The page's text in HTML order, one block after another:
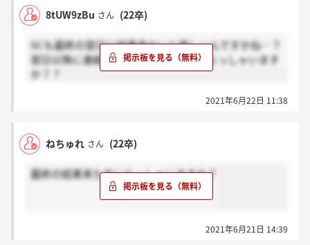
8tUW9zBu さん (22卒)
SCも最終の翌日に結果来ないと厳しいんですかね…？
翌日以降に連絡来て内定もらった方いらっしゃいます
か？？
2021年6月22日 11:38
ねちゅれ さん (22卒)
最終の結果来た方いらっしゃいますか？
2021年6月21日 14:39